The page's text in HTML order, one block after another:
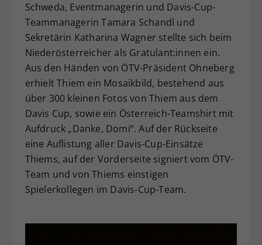
Schweda, Eventmanagerin und Davis-Cup-
Teammanagerin Tamara Schandl und
Sekretärin Katharina Wagner stellte sich beim
Niederösterreicher als Gratulant:innen ein.
Aus den Händen von ÖTV-Präsident Ohneberg
erhielt Thiem ein Mosaikbild, bestehend aus
über 300 kleinen Fotos von Thiem aus dem
Davis Cup, sowie ein Österreich-Teamshirt mit
Aufdruck „Danke, Domi“. Auf der Rückseite
eine Auflistung aller Davis-Cup-Einsätze
Thiems, auf der Vorderseite signiert vom ÖTV-
Team und von Thiems einstigen
Spielerkollegen im Davis-Cup-Team.